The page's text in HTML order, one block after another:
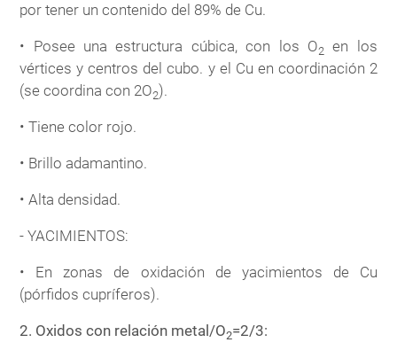
por tener un contenido del 89% de Cu.
• Posee una estructura cúbica, con los O2 en los
vértices y centros del cubo. y el Cu en coordinación 2
(se coordina con 2O2).
• Tiene color rojo.
• Brillo adamantino.
• Alta densidad.
- YACIMIENTOS:
• En zonas de oxidación de yacimientos de Cu
(pórfidos cupríferos).
2. Oxidos con relación metal/O2=2/3: